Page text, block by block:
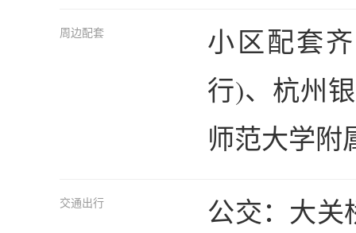
周边配套
小区配套
行)、杭州
师范大学附
交通出行
公交：大关